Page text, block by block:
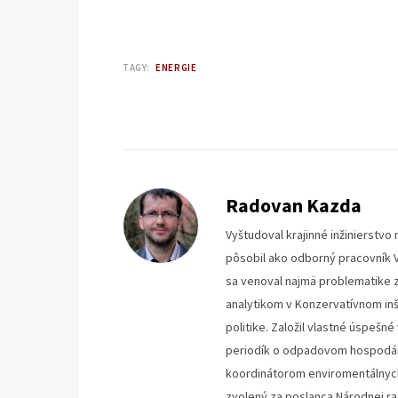
TAGY: ENERGIE
Radovan Kazda
Vyštudoval krajinné
pôsobil ako odborný pracovník
sa venoval najmä problematike
analytikom v Konzervatívnom
politike. Založil vlastné
periodík o odpadovom
koordinátorom